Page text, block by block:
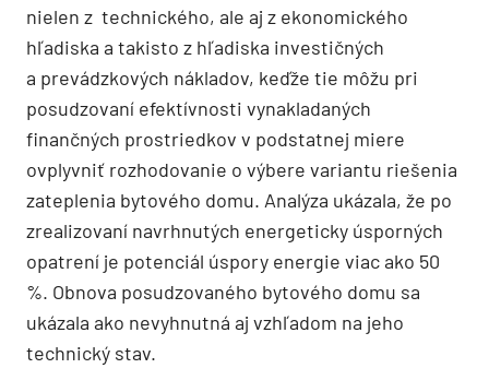
nielen z technického, ale aj z ekonomického
hľadiska a takisto z hľadiska investičných
a prevádzkových nákladov, keďže tie môžu pri
posudzovaní efektívnosti vynakladaných
finančných prostriedkov v podstatnej miere
ovplyvniť rozhodovanie o výbere variantu riešenia
zateplenia bytového domu. Analýza ukázala, že po
zrealizovaní navrhnutých energeticky úsporných
opatrení je potenciál úspory energie viac ako 50
%. Obnova posudzovaného bytového domu sa
ukázala ako nevyhnutná aj vzhľadom na jeho
technický stav.